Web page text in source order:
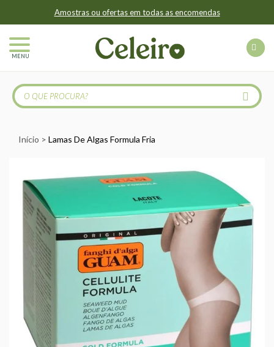
Amostras ou ofertas em todas as encomendas
MENU
Início Lamas De Algas Formula Fria